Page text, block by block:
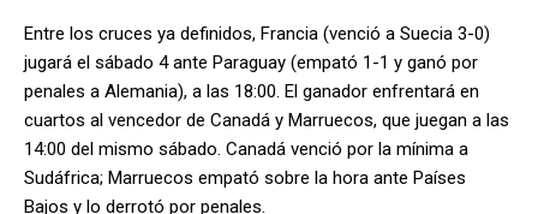
Entre los cruces ya definidos, Francia (venció a Suecia 3-0)
jugará el sábado 4 ante Paraguay (empató 1-1 y ganó por
penales a Alemania), a las 18:00. El ganador enfrentará en
cuartos al vencedor de Canadá y Marruecos, que juegan a las
14:00 del mismo sábado. Canadá venció por la mínima a
Sudáfrica; Marruecos empató sobre la hora ante Países
Bajos y lo derrotó por penales.